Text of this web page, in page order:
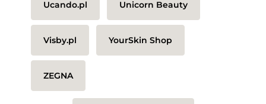
Ucando.pl Unicorn Beauty
Visby.pl YourSkin Shop
ZEGNA